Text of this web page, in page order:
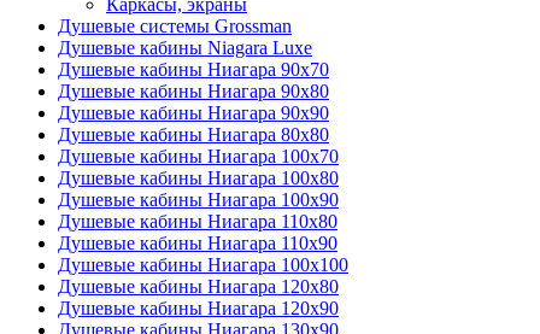
Каркасы, экраны
Душевые системы Grossman
Душевые кабины Niagara Luxe
Душевые кабины Ниагара 90x70
Душевые кабины Ниагара 90x80
Душевые кабины Ниагара 90x90
Душевые кабины Ниагара 80x80
Душевые кабины Ниагара 100x70
Душевые кабины Ниагара 100x80
Душевые кабины Ниагара 100x90
Душевые кабины Ниагара 110x80
Душевые кабины Ниагара 110x90
Душевые кабины Ниагара 100x100
Душевые кабины Ниагара 120x80
Душевые кабины Ниагара 120x90
Душевые кабины Ниагара 130x90